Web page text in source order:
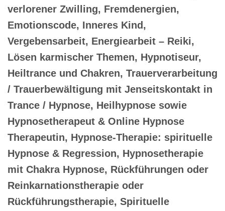
verlorener Zwilling, Fremdenergien,
Emotionscode, Inneres Kind,
Vergebensarbeit, Energiearbeit – Reiki,
Lösen karmischer Themen, Hypnotiseur,
Heiltrance und Chakren, Trauerverarbeitung
/ Trauerbewältigung mit Jenseitskontakt in
Trance / Hypnose, Heilhypnose sowie
Hypnosetherapeut & Online Hypnose
Therapeutin, Hypnose-Therapie: spirituelle
Hypnose & Regression, Hypnosetherapie
mit Chakra Hypnose, Rückführungen oder
Reinkarnationstherapie oder
Rückführungstherapie, Spirituelle